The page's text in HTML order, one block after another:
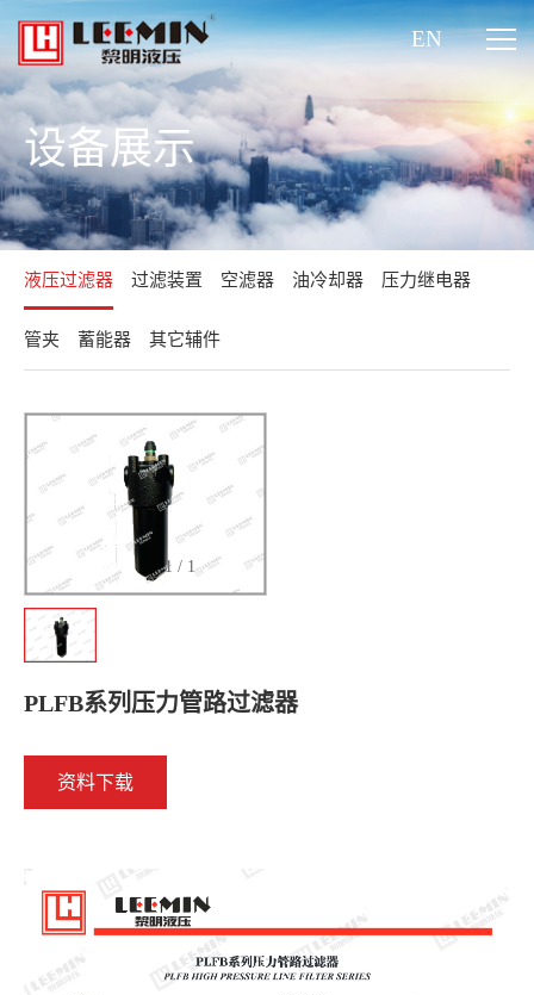
EN
设备展示
液压过滤器 过滤装置 空滤器 油冷却器 压力继电器
管夹 蓄能器 其它辅件
1 / 1
PLFB系列压力管路过滤器
资料下载